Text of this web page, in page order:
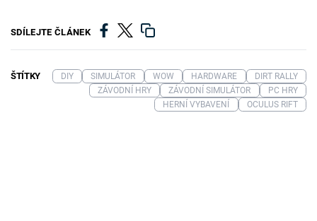
SDÍLEJTE ČLÁNEK
ŠTÍTKY DIY SIMULÁTOR WOW HARDWARE
DIRT RALLY
ZÁVODNÍ HRY
ZÁVODNÍ SIMULÁTOR
PC HRY
HERNÍ VYBAVENÍ
OCULUS RIFT